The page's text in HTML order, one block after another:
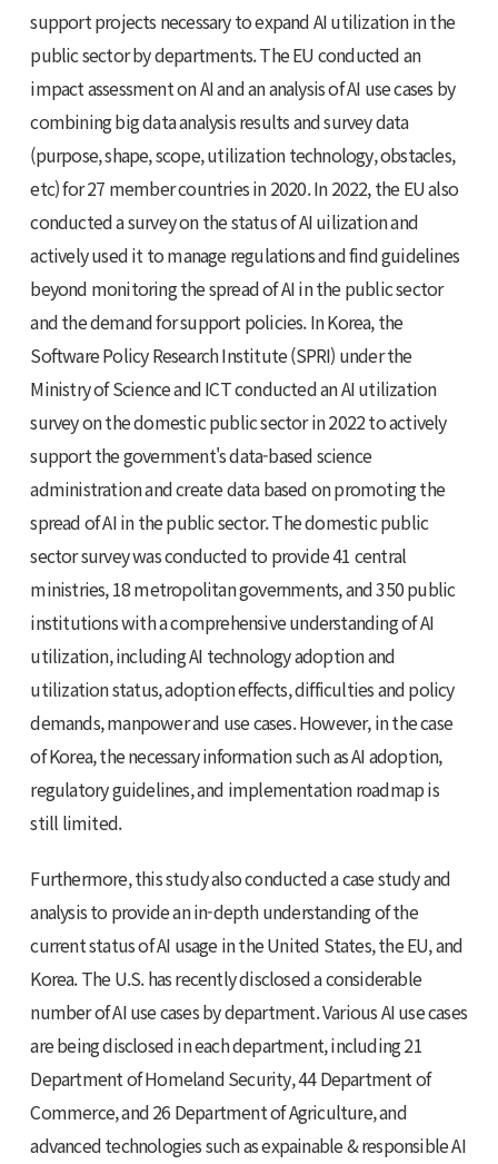
support projects necessary to expand AI utilization in the
public sector by departments. The EU conducted an
impact assessment on AI and an analysis of AI use cases by
combining big data analysis results and survey data
(purpose, shape, scope, utilization technology, obstacles,
etc) for 27 member countries in 2020. In 2022, the EU also
conducted a survey on the status of AI uilization and
actively used it to manage regulations and find guidelines
beyond monitoring the spread of AI in the public sector
and the demand for support policies. In Korea, the
Software Policy Research Institute (SPRI) under the
Ministry of Science and ICT conducted an AI utilization
survey on the domestic public sector in 2022 to actively
support the government's data-based science
administration and create data based on promoting the
spread of AI in the public sector. The domestic public
sector survey was conducted to provide 41 central
ministries, 18 metropolitan governments, and 350 public
institutions with a comprehensive understanding of AI
utilization, including AI technology adoption and
utilization status, adoption effects, difficulties and policy
demands, manpower and use cases. However, in the case
of Korea, the necessary information such as AI adoption,
regulatory guidelines, and implementation roadmap is
still limited.
Furthermore, this study also conducted a case study and
analysis to provide an in-depth understanding of the
current status of AI usage in the United States, the EU, and
Korea. The U.S. has recently disclosed a considerable
number of AI use cases by department. Various AI use cases
are being disclosed in each department, including 21
Department of Homeland Security, 44 Department of
Commerce, and 26 Department of Agriculture, and
advanced technologies such as expainable & responsible AI